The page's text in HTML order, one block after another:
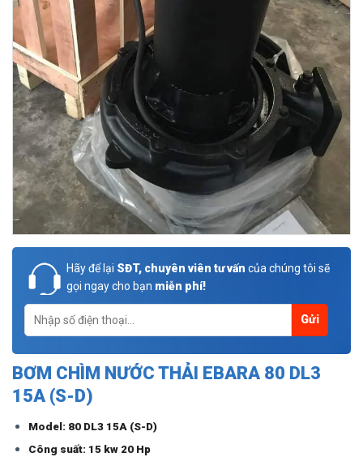
Hãy để lại SĐT, chuyên viên tư vấn của chúng tôi sẽ
gọi ngay cho bạn miễn phí!
BƠM CHÌM NƯỚC THẢI EBARA 80 DL3
15A (S-D)
Model: 80 DL3 15A (S-D)
Công suất: 15 kw 20 Hp